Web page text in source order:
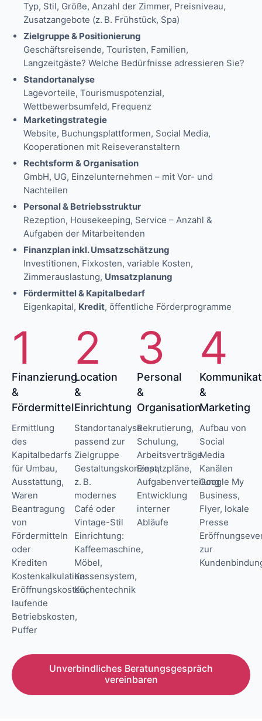
Typ, Stil, Größe, Anzahl der Zimmer, Preisniveau,
Zusatzangebote (z. B. Frühstück, Spa)
Zielgruppe & Positionierung
Geschäftsreisende, Touristen, Familien,
Langzeitgäste? Welche Bedürfnisse adressieren Sie?
Standortanalyse
Lagevorteile, Tourismuspotenzial,
Wettbewerbsumfeld, Frequenz
Marketingstrategie
Website, Buchungsplattformen, Social Media,
Kooperationen mit Reiseveranstaltern
Rechtsform & Organisation
GmbH, UG, Einzelunternehmen – mit Vor- und
Nachteilen
Personal & Betriebsstruktur
Rezeption, Housekeeping, Service – Anzahl &
Aufgaben der Mitarbeitenden
Finanzplan inkl. Umsatzschätzung
Investitionen, Fixkosten, variable Kosten,
Zimmerauslastung, Umsatzplanung
Fördermittel & Kapitalbedarf
Eigenkapital, Kredit, öffentliche Förderprogramme
1
Finanzierung
&
Fördermittel
Ermittlung
des
Kapitalbedarfs
für Umbau,
Ausstattung,
Waren
Beantragung
von
Fördermitteln
oder
Krediten
Kostenkalkulation:
Eröffnungskosten,
laufende
Betriebskosten,
Puffer
2
Location
&
Einrichtung
Standortanalyse
passend zur
Zielgruppe
Gestaltungskonzept,
z. B.
modernes
Café oder
Vintage-Stil
Einrichtung:
Kaffeemaschine,
Möbel,
Kassensystem,
Küchentechnik
3
Personal
&
Organisation
Rekrutierung,
Schulung,
Arbeitsverträge
Einsatzpläne,
Aufgabenverteilung
Entwicklung
interner
Abläufe
4
&
Marketing
Aufbau von
Social
Media
Kanälen
Google My
Business,
Flyer, lokale
Presse
zur
Unverbindliches Beratungsgespräch
vereinbaren